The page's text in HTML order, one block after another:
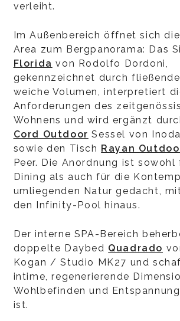
verleiht.
Im Außenbereich öffnet sich
Area zum Bergpanorama: Das
Florida von Rodolfo Dordoni,
gekennzeichnet durch
weiche Volumen, interpretiert
Anforderungen des
Wohnens und wird ergänzt
Cord Outdoor Sessel von
sowie den Tisch Rayan
Peer. Die Anordnung ist sowohl
Dining als auch für die
umliegenden Natur gedacht,
den Infinity-Pool hinaus.
Der interne SPA-Bereich
doppelte Daybed Quadrado
Kogan / Studio MK27 und
intime, regenerierende
Wohlbefinden und
ist.